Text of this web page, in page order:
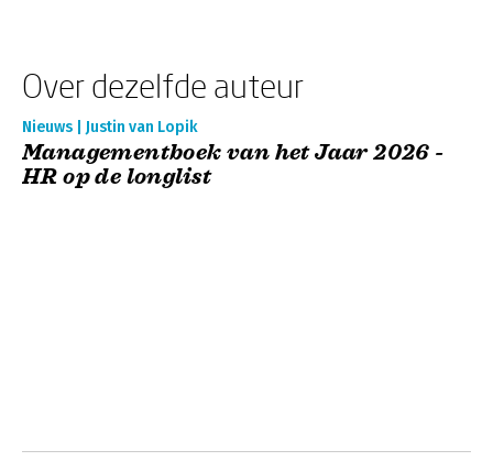
Over dezelfde auteur
Nieuws | Justin van Lopik
Managementboek van het Jaar 2026 -
HR op de longlist